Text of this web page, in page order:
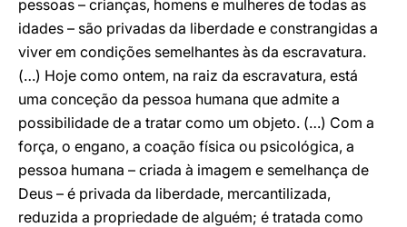
pessoas – crianças, homens e mulheres de todas as
idades – são privadas da liberdade e constrangidas a
viver em condições semelhantes às da escravatura.
(…) Hoje como ontem, na raiz da escravatura, está
uma conceção da pessoa humana que admite a
possibilidade de a tratar como um objeto. (…) Com a
força, o engano, a coação física ou psicológica, a
pessoa humana – criada à imagem e semelhança de
Deus – é privada da liberdade, mercantilizada,
reduzida a propriedade de alguém; é tratada como